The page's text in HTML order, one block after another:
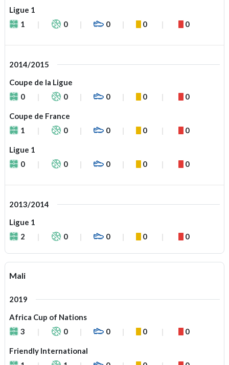
Ligue 1
1
0 0 0 0
2014/2015
Coupe de la Ligue
0
0 0 0 0
Coupe de France
1
0 0 0 0
Ligue 1
0
0 0 0 0
2013/2014
Ligue 1
2
0 0 0 0
Mali
2019
Africa Cup of Nations
3
0 0 0 0
Friendly International